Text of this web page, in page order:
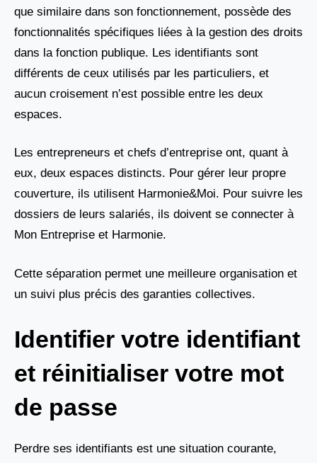
que similaire dans son fonctionnement, possède des
fonctionnalités spécifiques liées à la gestion des droits
dans la fonction publique. Les identifiants sont
différents de ceux utilisés par les particuliers, et
aucun croisement n’est possible entre les deux
espaces.
Les entrepreneurs et chefs d’entreprise ont, quant à
eux, deux espaces distincts. Pour gérer leur propre
couverture, ils utilisent Harmonie&Moi. Pour suivre les
dossiers de leurs salariés, ils doivent se connecter à
Mon Entreprise et Harmonie.
Cette séparation permet une meilleure organisation et
un suivi plus précis des garanties collectives.
Identifier votre identifiant
et réinitialiser votre mot
de passe
Perdre ses identifiants est une situation courante,